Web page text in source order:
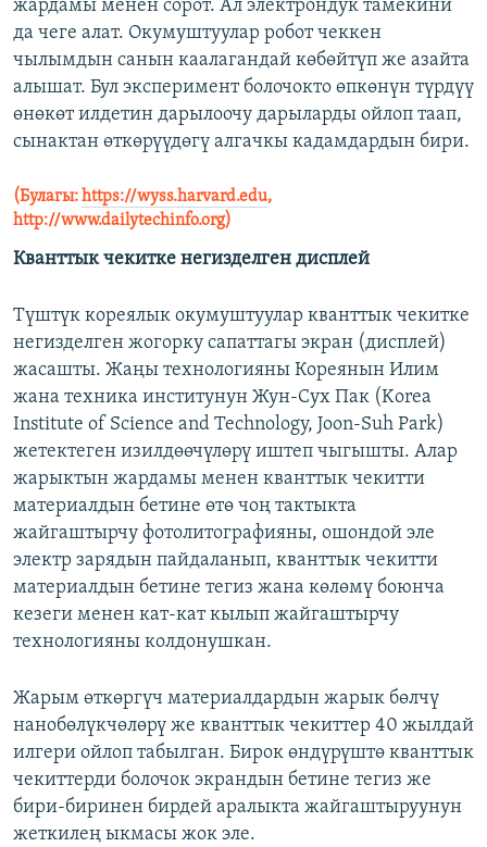
жардамы менен сорот. Ал электрондук тамекини
да чеге алат. Окумуштуулар робот чеккен
чылымдын санын каалагандай көбөйтүп же азайта
алышат. Бул эксперимент болочокто өпкөнүн түрдүү
өнөкөт илдетин дарылоочу дарыларды ойлоп таап,
сынактан өткөрүүдөгү алгачкы кадамдардын бири.
(Булагы:https://wyss.harvard.edu,
http://www.dailytechinfo.org)
Кванттык чекитке негизделген дисплей
Түштүк кореялык окумуштуулар кванттык чекитке
негизделген жогорку сапаттагы экран (дисплей)
жасашты. Жаңы технологияны Кореянын Илим
жана техника институнун Жун-Сух Пак (Korea
Institute of Science and Technology, Joon-Suh Park)
жетектеген изилдөөчүлөрү иштеп чыгышты. Алар
жарыктын жардамы менен кванттык чекитти
материалдын бетине өтө чоң тактыкта
жайгаштырчу фотолитографияны, ошондой эле
электр зарядын пайдаланып, кванттык чекитти
материалдын бетине тегиз жана көлөмү боюнча
кезеги менен кат-кат кылып жайгаштырчу
технологияны колдонушкан.
Жарым өткөргүч материалдардын жарык бөлчү
нанобөлүкчөлөрү же кванттык чекиттер 40 жылдай
илгери ойлоп табылган. Бирок өндүрүштө кванттык
чекиттерди болочок экрандын бетине тегиз же
бири-биринен бирдей аралыкта жайгаштыруунун
жеткилең ыкмасы жок эле.